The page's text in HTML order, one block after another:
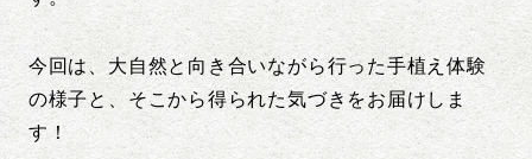
今回は、大自然と向き合いながら行った手植え体験
の様子と、そこから得られた気づきをお届けしま
す！